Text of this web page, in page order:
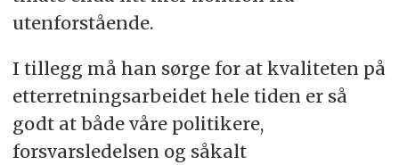
utenforstående.
I tillegg må han sørge for at kvaliteten på
etterretningsarbeidet hele tiden er så
godt at både våre politikere,
forsvarsledelsen og såkalt